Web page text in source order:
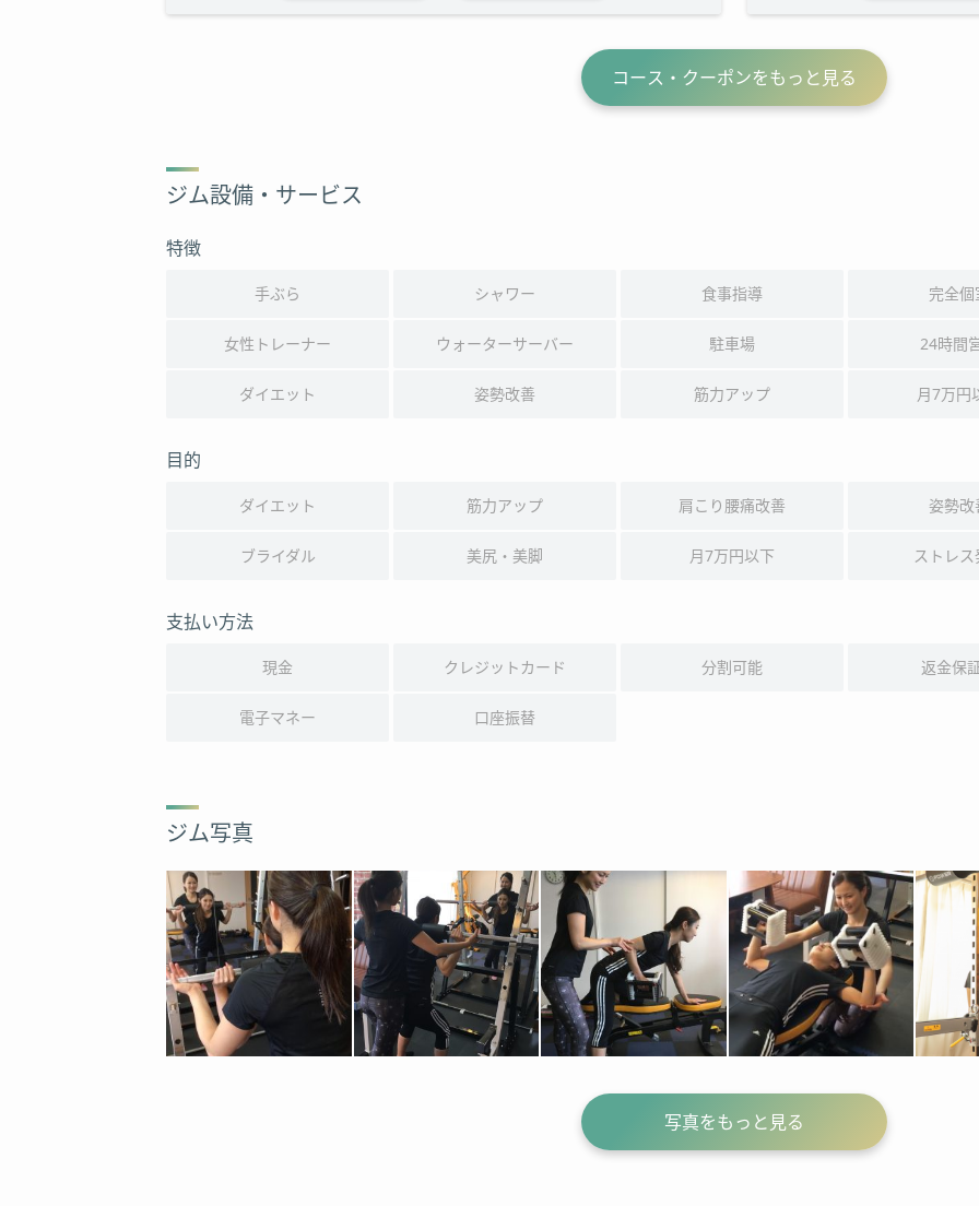
コース・クーポンをもっと見る
ジム設備・サービス
特徴
手ぶら シャワー 食事指導 完全個
女性トレーナー ウォーターサーバー 駐車場 24時間
ダイエット 姿勢改善 筋力アップ 月7万円
目的
ダイエット 筋力アップ 肩こり腰痛改善 姿勢改
ブライダル 美尻・美脚 月7万円以下 ストレ
支払い方法
現金 クレジットカード 分割可能 返金保
電子マネー 口座振替
ジム写真
写真をもっと見る